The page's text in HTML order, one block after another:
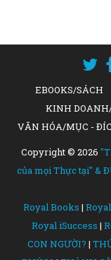
EBOOKS/SÁCH
KINH
VĂN HÓA/MỤC -
Copyright © 2026
của mọi Thực tại" &
Royal Books |
Royal iSuccess |
CON NGƯỜI? |